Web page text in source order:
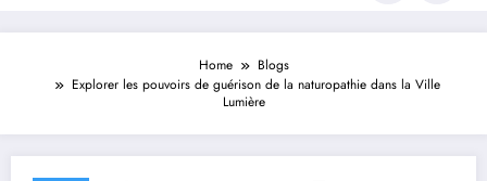
Home
Blogs
Explorer les pouvoirs de guérison de la naturopathie dans la Ville
Lumière